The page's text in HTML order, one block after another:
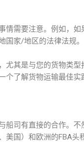
情需要注意。例如，
国家/地区的法律法规。
尤其是与您的货物类
了解货物运输最佳实
船司有直接的合作。
国）和欧洲的FBA头